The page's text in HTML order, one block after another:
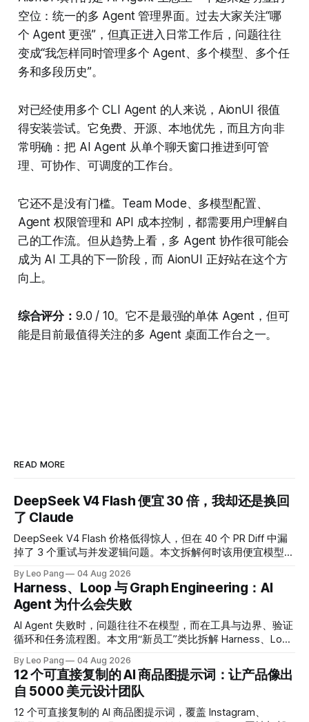
空位：统一的多 Agent 管理界面。过去大家关注“哪
个 Agent 更强”，但真正进入日常工作后，问题往往
变成“我怎样同时管理多个 Agent、多个模型、多个任
务和多段历史”。
对已经使用多个 CLI Agent 的人来说，AionUI 很值
得安装尝试。它免费、开源、本地优先，而且方向非
常明确：把 AI Agent 从单个聊天窗口推进到可管
理、可协作、可调度的工作台。
它还不是没有门槛。Team Mode、多模型配置、
Agent 权限管理和 API 成本控制，都需要用户理解自
己的工作流。但从趋势上看，多 Agent 协作很可能会
成为 AI 工具的下一阶段，而 AionUI 正好站在这个方
向上。
综合评分： 9.0 / 10。它不是最强的单体 Agent，但可
能是目前最值得关注的多 Agent 桌面工作台之一。
READ MORE
DeepSeek V4 Flash 便宜 30 倍，我却还是换回
了 Claude
DeepSeek V4 Flash 价格低得惊人，但在 40 个 PR Diff 中漏
掉了 3 个重试与并发逻辑问题。本文拆解何时该用便宜模型，
By Leo Pang 04 Aug 2026
Harness、Loop 与 Graph Engineering：AI
Agent 为什么会失败
AI Agent 失败时，问题往往不在模型，而在工具与边界、验证
循环和任务流程图。本文用“新员工”类比拆解 Harness、Loop
By Leo Pang 04 Aug 2026
12 个可直接复制的 AI 商品图提示词：让产品像出
自 5000 美元设计团队
12 个可直接复制的 AI 商品图提示词，覆盖 Instagram、